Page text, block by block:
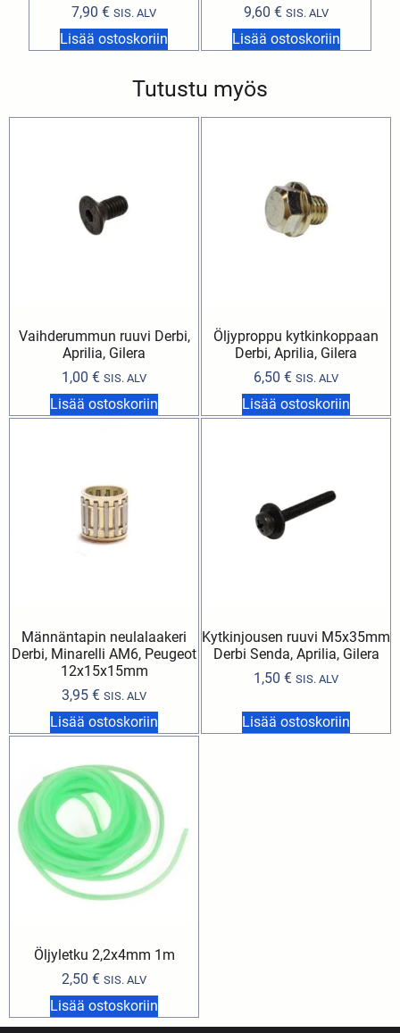
7,90€ SIS. ALV
Lisää ostoskoriin
9,60 € SIS. ALV
Lisää ostoskoriin
Tutustu myös
Vaihderummun ruuvi Derbi,
Aprilia, Gilera
1,00 € SIS. ALV
Lisää ostoskoriin
Öljyproppu kytkinkoppaan
Derbi, Aprilia, Gilera
6,50 € SIS. ALV
Lisää ostoskoriin
Männäntapin neulalaakeri
Derbi, Minarelli AM6, Peugeot
12x15x15mm
3,95 € SIS. ALV
Lisää ostoskoriin
Kytkinjousen ruuvi M5x35mm
Derbi Senda, Aprilia, Gilera
1,50 € SIS. ALV
Lisää ostoskoriin
Öljyletku 2,2x4mm 1m
2,50 € SIS. ALV
Lisää ostoskoriin